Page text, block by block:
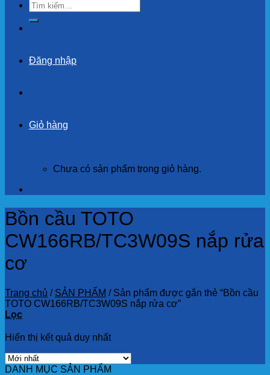
Tìm
kiếm:
Đăng nhập
Giỏ hàng
Chưa có sản phẩm trong giỏ hàng.
Bồn cầu TOTO
CW166RB/TC3W09S nắp rửa
cơ
Trang chủ / SẢN PHẨM /Sản phẩm được gắn thẻ “Bồn cầu
TOTO CW166RB/TC3W09S nắp rửa cơ”
Lọc
Hiển thị kết quả duy nhất
DANH MỤC SẢN PHẨM